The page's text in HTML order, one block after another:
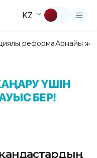
KZ
реформаАрнайы